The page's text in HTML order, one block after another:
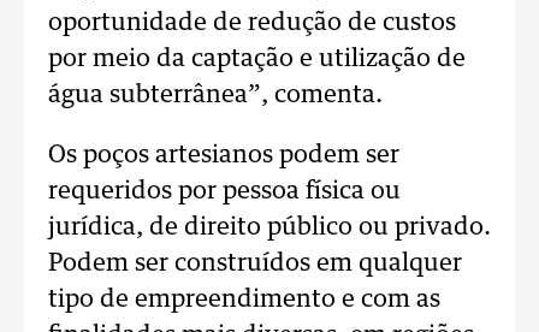
oportunidade de redução de custos
por meio da captação e utilização de
água subterrânea”, comenta.
Os poços artesianos podem ser
requeridos por pessoa física ou
jurídica, de direito público ou privado.
Podem ser construídos em qualquer
tipo de empreendimento e com as